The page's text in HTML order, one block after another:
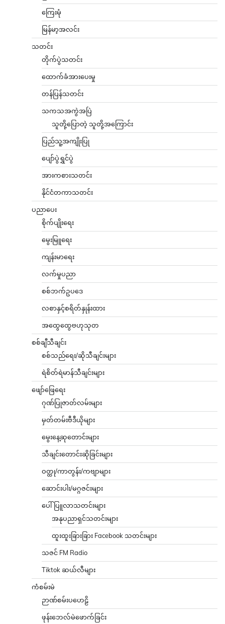
ကြေးမုံ
မြန်မာ့အလင်း
သတင်း
တိုက်ပွဲသတင်း
ထောက်ခံအားပေးမှု
တန်ပြန်သတင်း
သကသအကွဲအပြဲ
သူတို့ပြောတဲ့ သူတို့အကြောင်း
ပြည်သူ့အကျိုးပြု
ပျော်ပွဲရွှင်ပွဲ
အားကစားသတင်း
နိုင်ငံတကာသတင်း
ပညာပေး
စိုက်ပျိုးရေး
မွေးမြူရေး
ကျန်းမာရေး
လက်မှုပညာ
စစ်ဘက်ဥပဒေ
လစာနှင့်စရိတ်နှုန်းထား
အထွေထွေဗဟုသုတ
စစ်ချီသီချင်း
စစ်သည်ရေး/ဆိုသီချင်းများ
ရဲစိတ်ရဲမာန်သီချင်းများ
ဖျော်ဖြေရေး
ဂုဏ်ပြုဇာတ်လမ်းများ
မှတ်တမ်းဗီဒီယိုများ
မွေးနေ့ဆုတောင်းများ
သီချင်းတောင်းဆိုခြင်းများ
ဝတ္ထု/ကာတွန်း/ကဗျာများ
ဆောင်းပါး/မဂ္ဂဇင်းများ
ပေါ်ပြူလာသတင်းများ
အနုပညာရှင်သတင်းများ
ထူးထူးခြားခြား Facebook သတင်းများ
သဇင် FM Radio
Tiktok ဆယ်လီများ
ကံစမ်းမဲ
ဉာဏ်စမ်းပဟေဠိ
ဖုန်းဘေလ်မဲဖောက်ခြင်း